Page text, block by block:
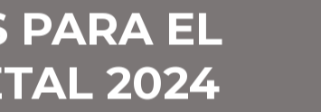
PARA EL
2024